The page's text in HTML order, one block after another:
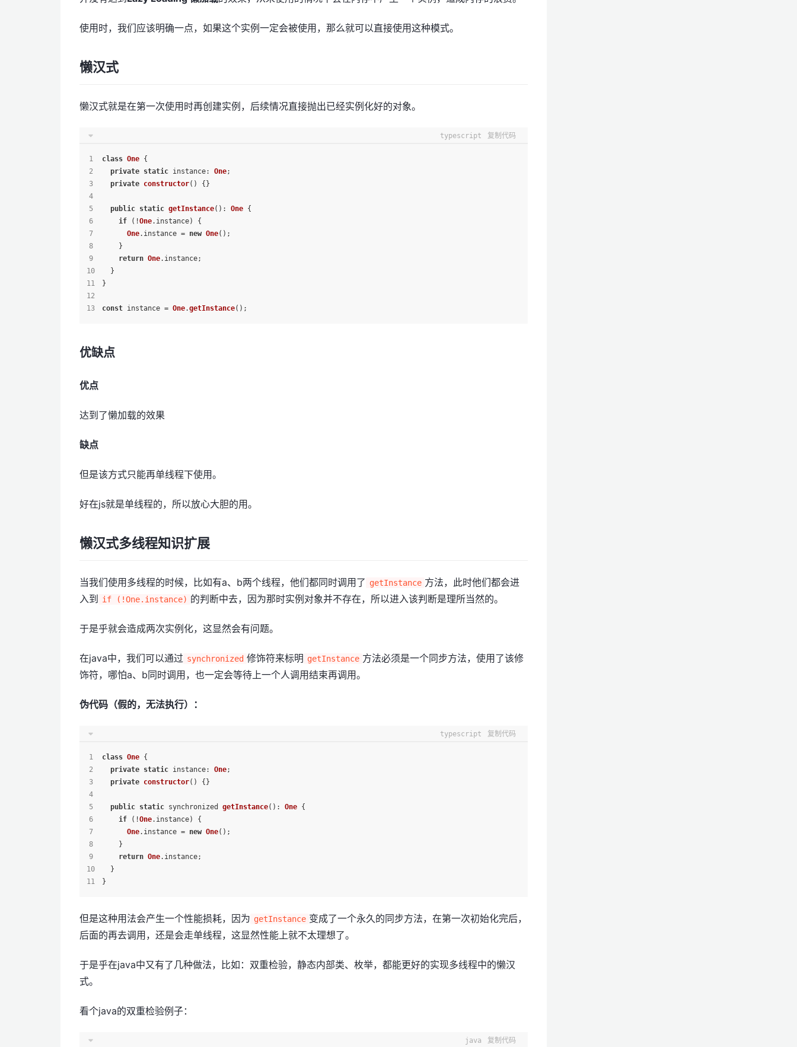
使用时，我们应该明确一点，如果这个实例一定会被使用，那么就可以直接使用这种模式。
懒汉式
懒汉式就是在第一次使用时再创建实例，后续情况直接抛出已经实例化好的对象。
typescript 复制代码
class One {
private static instance: One;
private constructor( ) {}
public static getInstance(): One {
if (!One. instance) {
One. instance = new One();
    }
return One. instance;
  }
}
const instance = One.getInstance();
优缺点
优点
达到了懒加载的效果
缺点
但是该方式只能再单线程下使用。
好在js就是单线程的，所以放心大胆的用。
懒汉式多线程知识扩展
当我们使用多线程的时候，比如有a、b两个线程，他们都同时调用了 getInstance 方法，此时他们都会进
入到
if (!One.instance) 的判断中去，因为那时实例对象并不存在，所以进入该判断是理所当然的。
于是乎就会造成两次实例化，这显然会有问题。
在java中，我们可以通过 synchronized 修饰符来标明 getInstance 方法必须是一个同步方法，使用了该修
饰符，哪怕a、b同时调用，也一定会等待上一个人调用结束再调用。
伪代码（假的，无法执行）：
typescript 复制代码
class One {
private static instance: One;
private constructor( ) {}
public static synchronized getInstance(): One {
if (!One. instance) {
One. instance = new One();
    }
return One. instance;
  }
}
但是这种用法会产生一个性能损耗，因为 getInstance 变成了一个永久的同步方法，在第一次初始化完后，
后面的再去调用，还是会走单线程，这显然性能上就不太理想了。
于是乎在java中又有了几种做法，比如：双重检验，静态内部类、枚举，都能更好的实现多线程中的懒汉
式。
看个java的双重检验例子：
java 复制代码